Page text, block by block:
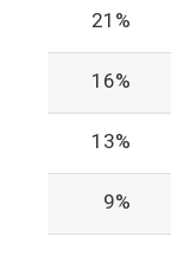
21%
16%
13%
9%